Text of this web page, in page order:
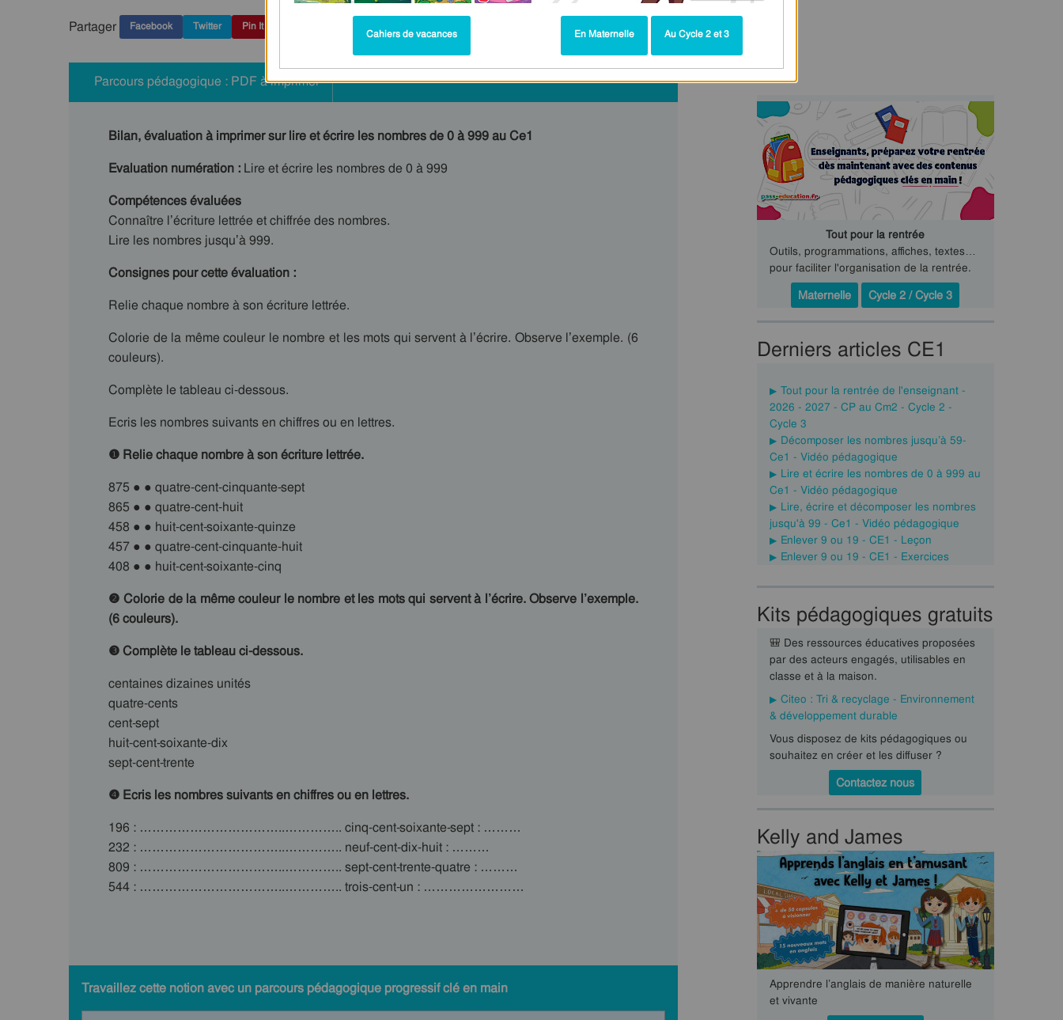
Partager Facebook Twitter Pin It
Parcours pédagogique : PDF à imprimer
Bilan, évaluation à imprimer sur lire et écrire les nombres de 0 à 999 au Ce1
Evaluation numération : Lire et écrire les nombres de 0 à 999
Compétences évaluées
Connaître l’écriture lettrée et chiffrée des nombres.
Lire les nombres jusqu’à 999.
Consignes pour cette évaluation :
Relie chaque nombre à son écriture lettrée.
Colorie de la même couleur le nombre et les mots qui servent à l’écrire. Observe l’exemple. (6
couleurs).
Complète le tableau ci-dessous.
Ecris les nombres suivants en chiffres ou en lettres.
❶ Relie chaque nombre à son écriture lettrée.
875 ● ● quatre-cent-cinquante-sept
865 ● ● quatre-cent-huit
458 ● ● huit-cent-soixante-quinze
457 ● ● quatre-cent-cinquante-huit
408 ● ● huit-cent-soixante-cinq
❷ Colorie de la même couleur le nombre et les mots qui servent à l’écrire. Observe l’exemple.
(6 couleurs).
❸ Complète le tableau ci-dessous.
centaines dizaines unités
quatre-cents
cent-sept
huit-cent-soixante-dix
sept-cent-trente
❹ Ecris les nombres suivants en chiffres ou en lettres.
196 : ……………………………..………….. cinq-cent-soixante-sept : ………
232 : ……………………………..………….. neuf-cent-dix-huit : ………
809 : ……………………………..………….. sept-cent-trente-quatre : ………
544 : ……………………………..………….. trois-cent-un : ……………………
Travaillez cette notion avec un parcours pédagogique progressif clé en main
Tout pour la rentrée
Outils, programmations, affiches, textes…
pour faciliter l'organisation de la rentrée.
Maternelle
Cycle 2 / Cycle 3
Derniers articles CE1
Tout pour la rentrée de l'enseignant -
2026 - 2027 - CP au Cm2 - Cycle 2 -
Cycle 3
Décomposer les nombres jusqu’à 59-
Ce1 - Vidéo pédagogique
Lire et écrire les nombres de 0 à 999 au
Ce1 - Vidéo pédagogique
Lire, écrire et décomposer les nombres
jusqu'à 99 - Ce1 - Vidéo pédagogique
Enlever 9 ou 19 - CE1 - Leçon
Enlever 9 ou 19 - CE1 - Exercices
Kits pédagogiques gratuits
🎒 Des ressources éducatives proposées
par des acteurs engagés, utilisables en
classe et à la maison.
Citeo : Tri & recyclage - Environnement
& développement durable
Vous disposez de kits pédagogiques ou
souhaitez en créer et les diffuser ?
Contactez nous
Kelly and James
Apprendre l’anglais de manière naturelle
et vivante
Cahiers de vacances En Maternelle Au Cycle 2 et 3